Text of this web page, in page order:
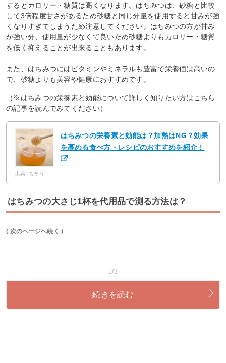
するとカロリー・糖質は高くなります。はちみつは、砂糖と比較
して3倍程度甘さがあるため砂糖と同じ分量を使用すると甘みが強
くなりすぎてしまうため注意してください。はちみつの方が甘み
が強い分、使用量が少なくて良いため砂糖よりもカロリー・糖質
を低く抑えることが出来ることもあります。
また、はちみつにはビタミンやミネラルも豊富で栄養価は高いの
で、砂糖よりも美容や健康におすすめです。
（※はちみつの栄養素と効能について詳しく知りたい方はこちら
の記事を読んでみてください）
はちみつの栄養素と効能は？加熱はNG？効果
を高める食べ方・レシピのおすすめを紹介！
出典: ちそう
はちみつの大さじ1杯を代用品で測る方法は？
( 次のページへ続く )
1/3
続きを読む